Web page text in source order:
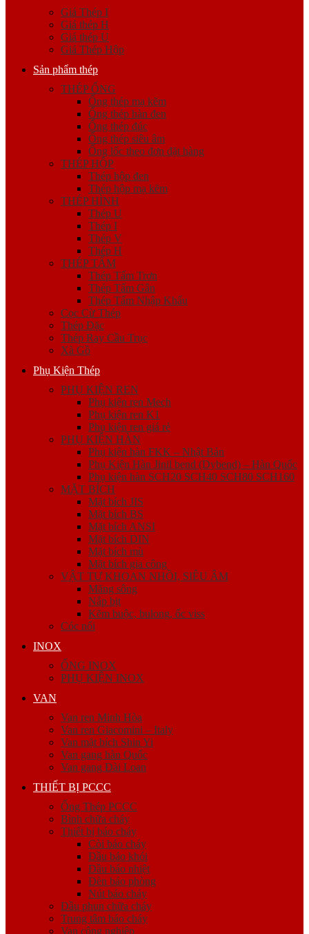
Giá Thép I
Giá thép H
Giá thép U
Giá Thép Hộp
Sản phẩm thép
THÉP ỐNG
Ống thép mạ kẽm
Ống thép hàn đen
Ống thép đúc
Ống thép siêu âm
Ống lốc theo đơn đặt hàng
THÉP HỘP
Thép hộp đen
Thép hộp mạ kẽm
THÉP HÌNH
Thép U
Thép I
Thép V
Thép H
THÉP TẤM
Thép Tấm Trơn
Thép Tấm Gân
Thép Tấm Nhập Khẩu
Cọc Cừ Thép
Thép Đặc
Thép Ray Cầu Trục
Xà Gồ
Phụ Kiện Thép
PHỤ KIỆN REN
Phụ kiện ren Mech
Phụ kiện ren K1
Phụ kiện ren giá rẻ
PHỤ KIỆN HÀN
Phụ kiện hàn FKK – Nhật Bản
Phụ Kiện Hàn Jinil bend (Dybend) – Hàn Quốc
Phụ kiện hàn SCH20 SCH40 SCH80 SCH160
MẶT BÍCH
Mặt bích JIS
Mặt bích BS
Mặt bích ANSI
Mặt bích DIN
Mặt bích mù
Mặt bích gia công
VẬT TƯ KHOAN NHỒI, SIÊU ÂM
Măng sông
Nắp bịt
Kẽm buộc, bulong, ốc viss
Cóc nối
INOX
ỐNG INOX
PHỤ KIỆN INOX
VAN
Van ren Minh Hòa
Van ren Giacomini – Italy
Van mặt bích Shin Yi
Van gang hàn Quốc
Van gang Đài Loan
THIẾT BỊ PCCC
Ống Thép PCCC
Bình chữa cháy
Thiết bị báo cháy
Còi báo cháy
Đầu báo khói
Đầu báo nhiệt
Đèn báo phòng
Nút báo cháy
Đầu phun chữa cháy
Trung tâm báo cháy
Van công nghiệp